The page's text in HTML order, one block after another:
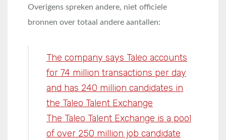
Overigens spreken andere, niet officiele
bronnen over totaal andere aantallen:
The company says Taleo accounts
for 74 million transactions per day
and has 240 million candidates in
the Taleo Talent Exchange
The Taleo Talent Exchange is a pool
of over 250 million job candidate